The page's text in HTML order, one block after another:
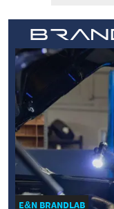
E&N BRANDLAB